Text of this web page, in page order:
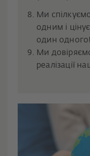
Ми
одним і
один одного!
Ми
реалізації